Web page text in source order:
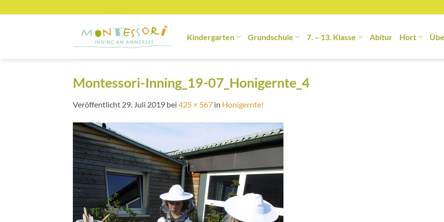
Kindergarten Grundschule 7. – 13. Klasse Abitur Hort
Montessori-Inning_19-07_Honigernte_4
Veröffentlicht 29. Juli 2019 bei 425 × 567 in Honigernte!